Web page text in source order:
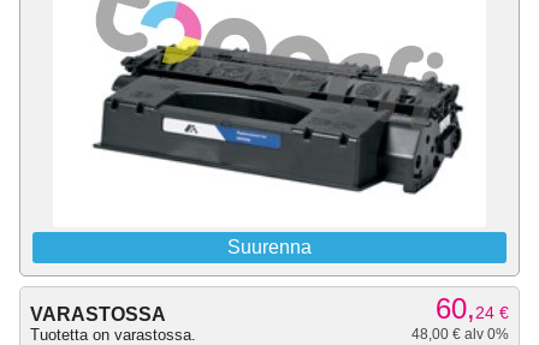
Suurenna
VARASTOSSA
Tuotetta on varastossa.
60,24 €
48,00 € alv 0%